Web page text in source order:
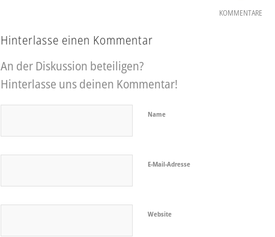
KOMMENTARE
Hinterlasse einen Kommentar
An der Diskussion beteiligen?
Hinterlasse uns deinen Kommentar!
Name
E-Mail-Adresse
Website